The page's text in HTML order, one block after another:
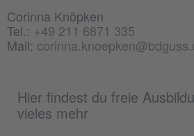
Hier findest du freie
vieles mehr
Corinna Knöpken
Tel.: +49 211 6871 335
Mail: